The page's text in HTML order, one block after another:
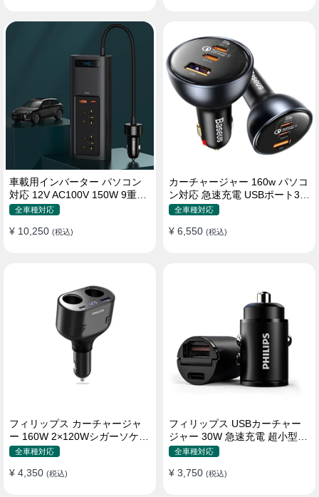
車載用インバーター パソコン
対応 12V AC100V 150W 9重保
護 ディスプレイ付き 静音タイ
全車種対応
¥ 10,250 (税込)
カーチャージャー 160w パソコ
ン対応 急速充電 USBポート3つ
Type-C シガーソケット
全車種対応
¥ 6,550 (税込)
フィリップス カーチャージャ
ー 160W 2×120Wシガーソケッ
ト おしゃれ
全車種対応
¥ 4,350 (税込)
フィリップス USBカーチャー
ジャー 30W 急速充電 超小型設
計 おしゃれ シガーソケット
全車種対応
¥ 3,750 (税込)